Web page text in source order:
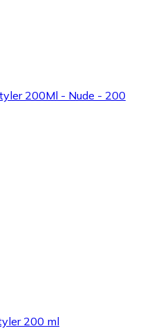
200Ml - Nude - 200
200 ml